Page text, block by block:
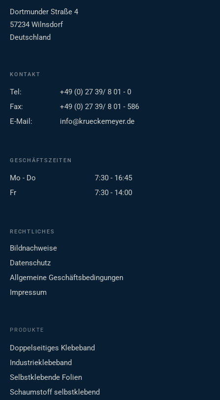
Dortmunder Straße 4
57234 Wilnsdorf
Deutschland
KONTAKT
Tel:
+49 (0) 27 39/ 8 01 - 0
Fax:
+49 (0) 27 39/ 8 01 - 586
E-Mail:
info@krueckemeyer.de
GESCHÄFTSZEITEN
Mo - Do
7:30 - 16:45
Fr
7:30 - 14:00
RECHTLICHES
Bildnachweise
Datenschutz
Allgemeine Geschäftsbedingungen
Impressum
PRODUKTE
Doppelseitiges Klebeband
Industrieklebeband
Selbstklebende Folien
Schaumstoff selbstklebend